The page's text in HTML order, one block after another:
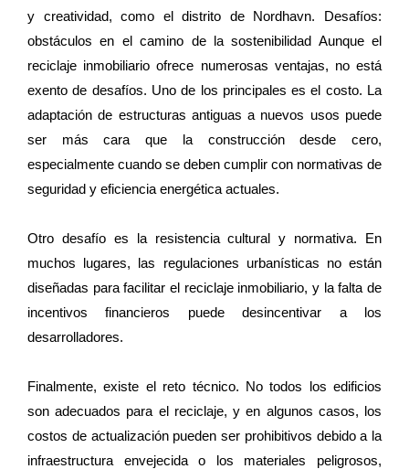
y creatividad, como el distrito de Nordhavn. Desafíos:
obstáculos en el camino de la sostenibilidad Aunque el
reciclaje inmobiliario ofrece numerosas ventajas, no está
exento de desafíos. Uno de los principales es el costo. La
adaptación de estructuras antiguas a nuevos usos puede
ser más cara que la construcción desde cero,
especialmente cuando se deben cumplir con normativas de
seguridad y eficiencia energética actuales.
Otro desafío es la resistencia cultural y normativa. En
muchos lugares, las regulaciones urbanísticas no están
diseñadas para facilitar el reciclaje inmobiliario, y la falta de
incentivos financieros puede desincentivar a los
desarrolladores.
Finalmente, existe el reto técnico. No todos los edificios
son adecuados para el reciclaje, y en algunos casos, los
costos de actualización pueden ser prohibitivos debido a la
infraestructura envejecida o los materiales peligrosos,